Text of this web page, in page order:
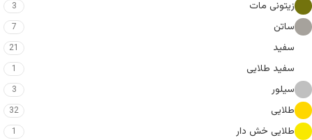
زیتونی مات 3
ساتن 7
سفید 21
سفید طلایی 1
سیلور 3
طلایی 32
طلایی خش دار 1